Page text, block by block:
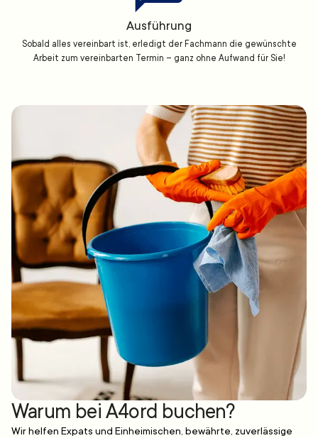
Ausführung
Sobald alles vereinbart ist, erledigt der Fachmann die gewünschte
Arbeit zum vereinbarten Termin – ganz ohne Aufwand für Sie!
Warum bei A4ord buchen?
Wir helfen Expats und Einheimischen, bewährte, zuverlässige